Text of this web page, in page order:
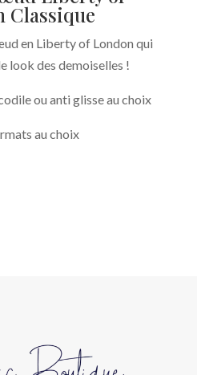
Classique
en Liberty of London qui
look des demoiselles !
ou anti glisse au choix
au choix